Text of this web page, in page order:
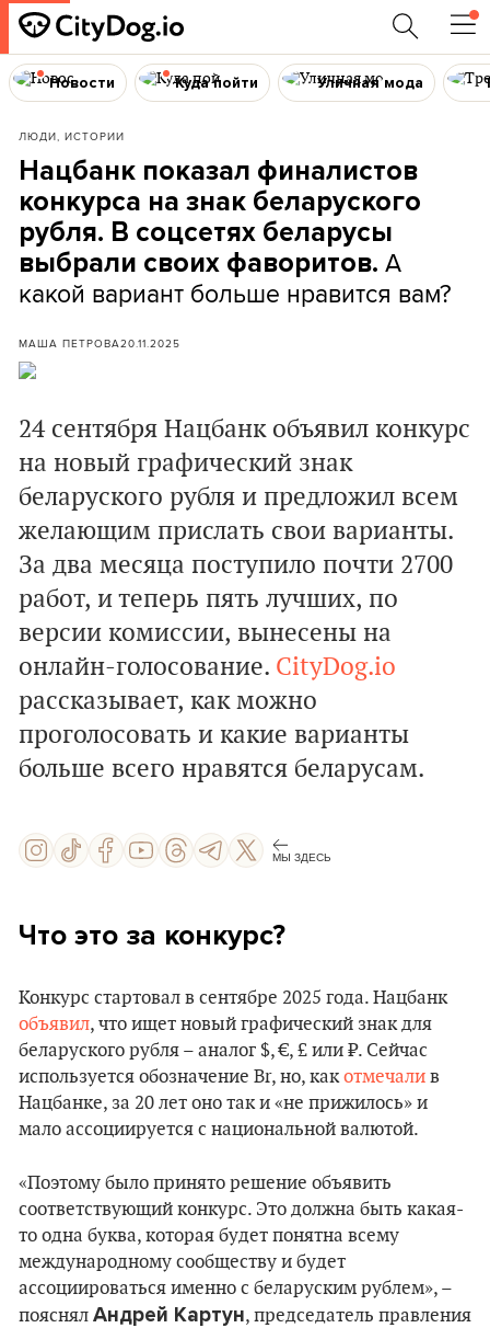
Новости Куда пойти Уличная мода
ЛЮДИ, ИСТОРИИ
Нацбанк показал финалистов
конкурса на знак беларуского
рубля. В соцсетях беларусы
выбрали своих фаворитов. А
какой вариант больше нравится вам?
МАША ПЕТРОВА20.11.2025
24 сентября Нацбанк объявил конкурс
на новый графический знак
беларуского рубля и предложил всем
желающим прислать свои варианты.
За два месяца поступило почти 2700
работ, и теперь пять лучших, по
версии комиссии, вынесены на
онлайн-голосование. CityDog.io
рассказывает, как можно
проголосовать и какие варианты
больше всего нравятся беларусам.
МЫ ЗДЕСЬ
Что это за конкурс?
Конкурс стартовал в сентябре 2025 года. Нацбанк
объявил, что ищет новый графический знак для
беларуского рубля – аналог $, €, £ или ₽. Сейчас
используется обозначение Br, но, какотмечали в
Нацбанке, за 20 лет оно так и «не прижилось» и
мало ассоциируется с национальной валютой.
«Поэтому было принято решение объявить
соответствующий конкурс. Это должна быть какая-
то одна буква, которая будет понятна всему
международному сообществу и будет
ассоциироваться именно с беларуским рублем», –
пояснял Андрей Картун, председатель правления